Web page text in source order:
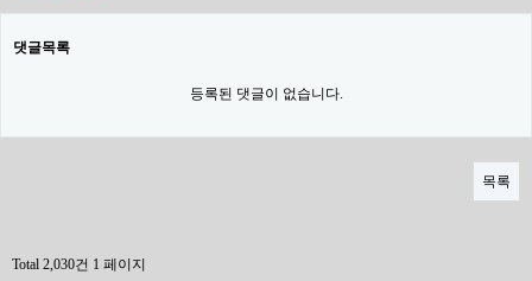
댓글목록
등록된 댓글이 없습니다.
목록
Total 2,030건 1 페이지